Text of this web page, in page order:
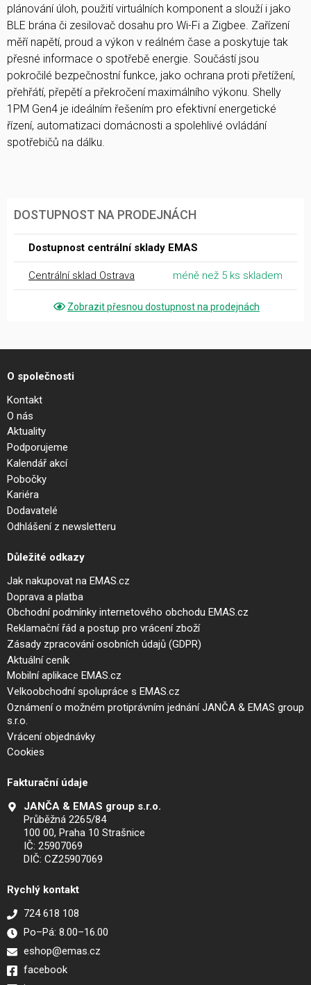
plánování úloh, použití virtuálních komponent a slouží i jako
BLE brána či zesilovač dosahu pro Wi-Fi a Zigbee. Zařízení
měří napětí, proud a výkon v reálném čase a poskytuje tak
přesné informace o spotřebě energie. Součástí jsou
pokročilé bezpečnostní funkce, jako ochrana proti přetížení,
přehřátí, přepětí a překročení maximálního výkonu. Shelly
1PM Gen4 je ideálním řešením pro efektivní energetické
řízení, automatizaci domácnosti a spolehlivé ovládání
spotřebičů na dálku.
DOSTUPNOST NA PRODEJNÁCH
Dostupnost centrální sklady EMAS
Centrální sklad Ostrava méně než 5 ks skladem
Zobrazit přesnou dostupnost na prodejnách
O společnosti
Kontakt
O nás
Aktuality
Podporujeme
Kalendář akcí
Pobočky
Kariéra
Dodavatelé
Odhlášení z newsletteru
Důležité odkazy
Jak nakupovat na EMAS.cz
Doprava a platba
Obchodní podmínky internetového obchodu EMAS.cz
Reklamační řád a postup pro vrácení zboží
Zásady zpracování osobních údajů (GDPR)
Aktuální ceník
Mobilní aplikace EMAS.cz
Velkoobchodní spolupráce s EMAS.cz
Oznámení o možném protiprávním jednání JANČA & EMAS group
s.r.o.
Vrácení objednávky
Cookies
Fakturační údaje
JANČA & EMAS group s.r.o.
Průběžná 2265/84
100 00, Praha 10 Strašnice
IČ: 25907069
DIČ: CZ25907069
Rychlý kontakt
724 618 108
Po–Pá: 8.00–16.00
eshop@emas.cz
facebook